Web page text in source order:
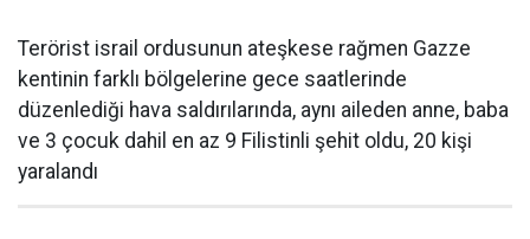
Terörist israil ordusunun ateşkese rağmen Gazze
kentinin farklı bölgelerine gece saatlerinde
düzenlediği hava saldırılarında, aynı aileden anne, baba
ve 3 çocuk dahil en az 9 Filistinli şehit oldu, 20 kişi
yaralandı